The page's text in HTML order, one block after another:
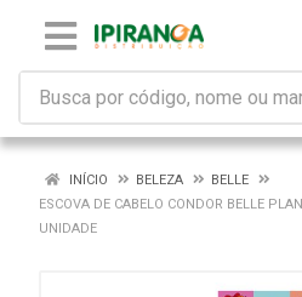
INÍCIO BELEZA
BELLE
ESCOVA DE CABELO CONDOR BELLE
UNIDADE